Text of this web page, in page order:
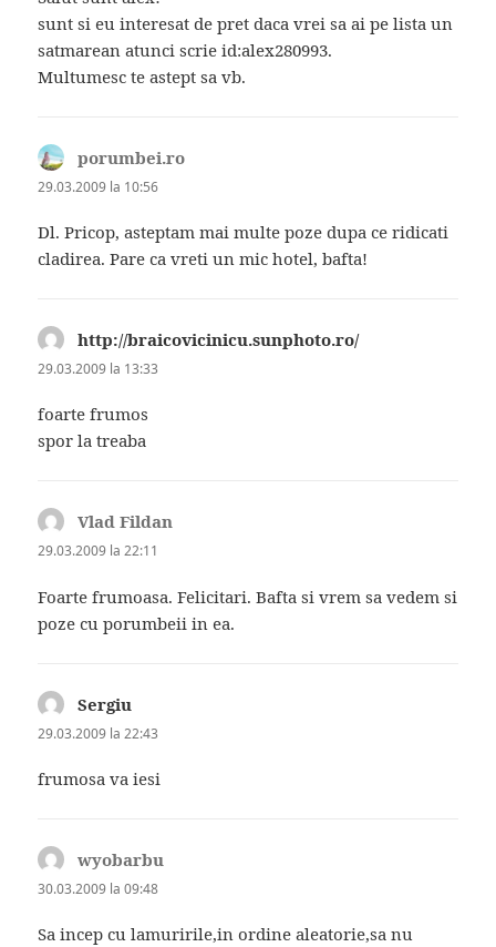
sunt si eu interesat de pret daca vrei sa ai pe lista un
satmarean atunci scrie id:alex280993.
Multumesc te astept sa vb.
porumbei.ro
29.03.2009 la 10:56
Dl. Pricop, asteptam mai multe poze dupa ce ridicati
cladirea. Pare ca vreti un mic hotel, bafta!
http://braicovicinicu.sunphoto.ro/spune:
29.03.2009 la 13:33
foarte frumos
spor la treaba
Vlad Fildan
29.03.2009 la 22:11
Foarte frumoasa. Felicitari. Bafta si vrem sa vedem si
poze cu porumbeii in ea.
Sergiu
29.03.2009 la 22:43
frumosa va iesi
wyobarbu
30.03.2009 la 09:48
Sa incep cu lamuririle,in ordine aleatorie,sa nu